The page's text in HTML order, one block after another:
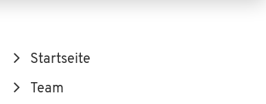
Startseite
Team